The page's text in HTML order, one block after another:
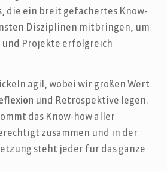
die ein breit gefächertes Know-
Disziplinen mitbringen, um
und Projekte erfolgreich
agil, wobei wir großen Wert
und Retrospektive legen.
das Know-how aller
zusammen und in der
steht jeder für das ganze